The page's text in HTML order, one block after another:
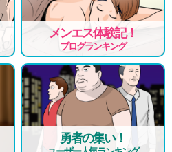
メンエス体験記！
ブログランキング
勇者の集い！